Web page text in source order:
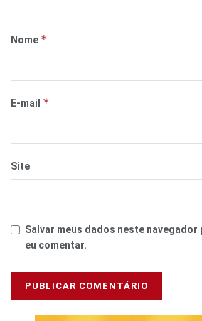
Nome *
E-mail *
Site
Salvar meus dados neste navegador
eu comentar.